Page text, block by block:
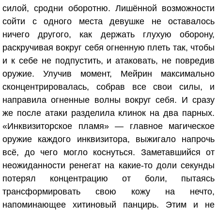
силой, сродни оборотню. Лишённой возможности
сойти с одного места девушке не оставалось
ничего другого, как держать глухую оборону,
раскручивая вокруг себя огненную плеть так, чтобы
и к себе не подпустить, и атаковать, не повредив
оружие. Улучив момент, Мейрин максимально
сконцентрировалась, собрав все свои силы, и
направила огненные волны вокруг себя. И сразу
же после атаки разделила клинок на два парных.
«Инквизиторское пламя» — главное магическое
оружие каждого инквизитора, выжигало напрочь
всё, до чего могло коснуться. Заметавшийся от
неожиданности ренегат на какие-то доли секунды
потерял концентрацию от боли, пытаясь
трансформировать свою кожу на нечто,
напоминающее хитиновый панцирь. Этим и не